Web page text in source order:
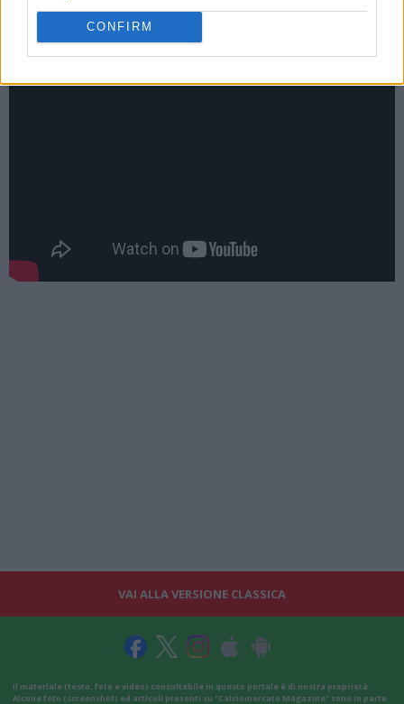
CONFIRM
VAI ALLA VERSIONE CLASSICA
Il materiale (testo, foto e video) consultabile in questo portale è di nostra proprietà.
Alcune foto (screenshot) ed articoli presenti su "Calciomercato Magazine" sono in parte